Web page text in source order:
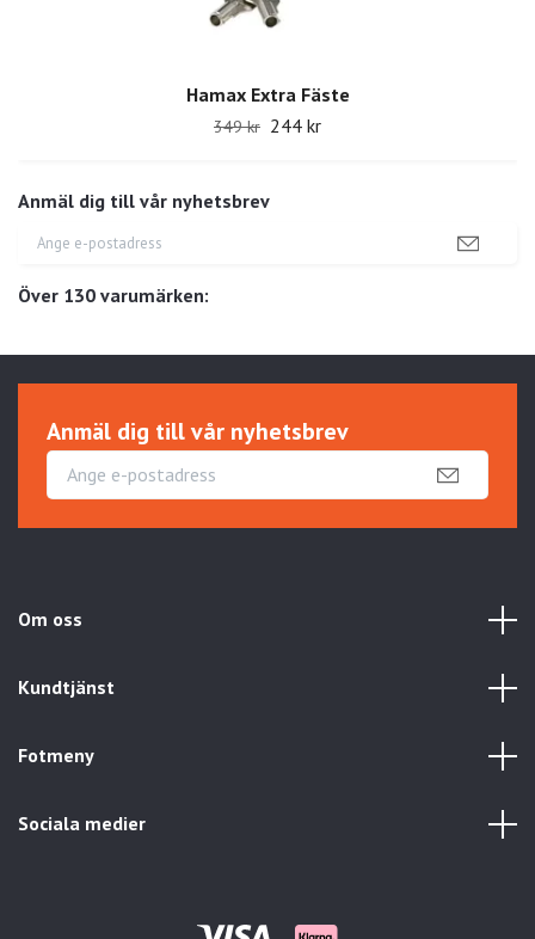
Anmäl dig till vår nyhetsbrev
Över 130 varumärken:
Hamax Extra Fäste
349 kr 244 kr
Anmäl dig till vår nyhetsbrev
Om oss
Kundtjänst
Fotmeny
Sociala medier